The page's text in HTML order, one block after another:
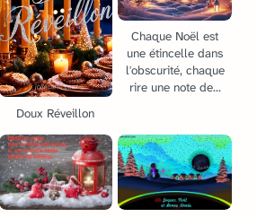
Doux Réveillon
Chaque Noël est
une étincelle dans
l'obscurité, chaque
rire une note de...